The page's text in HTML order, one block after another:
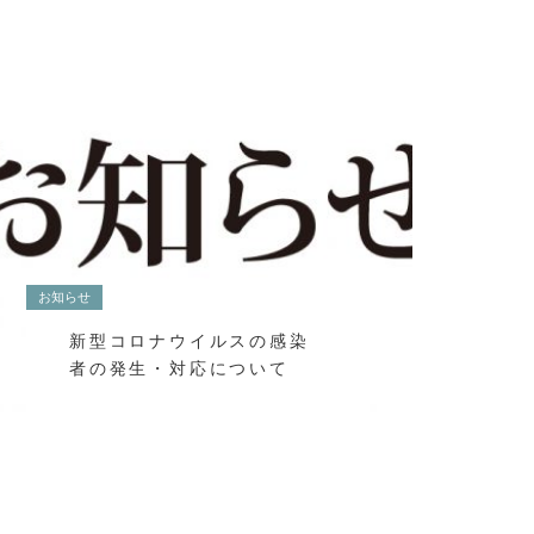
お知らせ
新型コロナウイルスの感染
者の発生・対応について